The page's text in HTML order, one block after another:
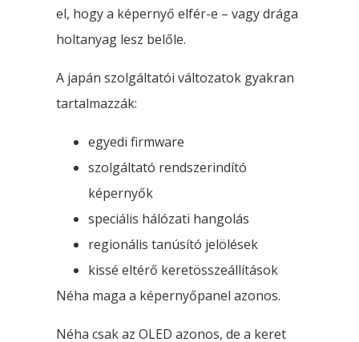
el, hogy a képernyő elfér-e – vagy drága
holtanyag lesz belőle.
A japán szolgáltatói változatok gyakran
tartalmazzák:
egyedi firmware
szolgáltató rendszerindító
képernyők
speciális hálózati hangolás
regionális tanúsító jelölések
kissé eltérő keretösszeállítások
Néha maga a képernyőpanel azonos.
Néha csak az OLED azonos, de a keret